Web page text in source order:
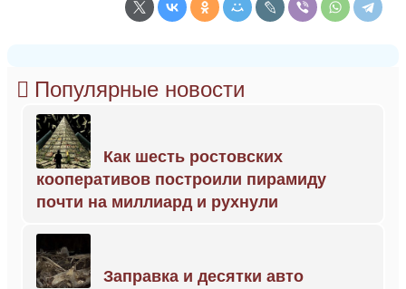
Популярные новости
Как шесть ростовских
кооперативов построили пирамиду
почти на миллиард и рухнули
Заправка и десятки авто